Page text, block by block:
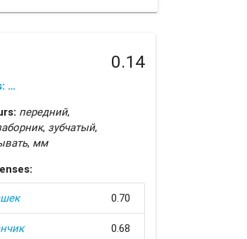
0.14
…
передний,
, зубчатый,
, мм
0.70
0.68